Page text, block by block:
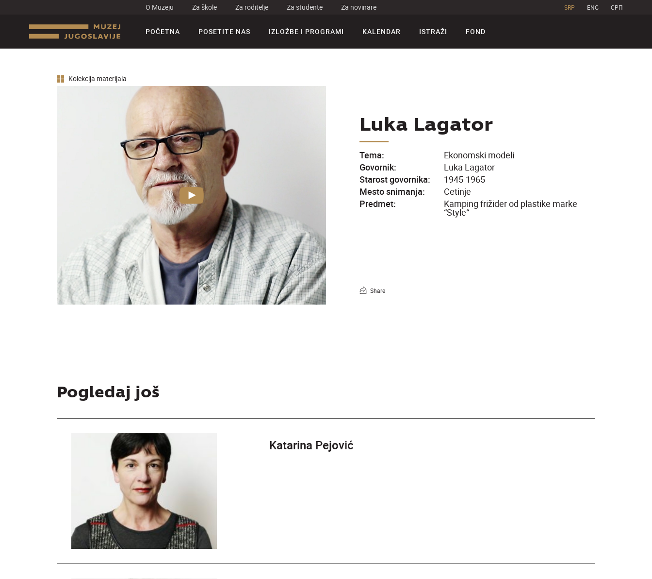
O Muzeju Za škole Za roditelje Za studente Za novinare SRP ENG CPП
POČETNA POSETITE NAS IZLOŽBE I PROGRAMI KALENDAR ISTRAŽI FOND
Kolekcija materijala
Luka Lagator
Tema:
Ekonomski modeli
Govornik:
Luka Lagator
Starost govornika:
1945-1965
Mesto snimanja:
Cetinje
Predmet:
Kamping frižider od plastike marke
“Style“
Share
Pogledaj još
Katarina Pejović